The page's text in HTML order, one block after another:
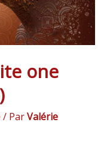
one
/ ParValérie